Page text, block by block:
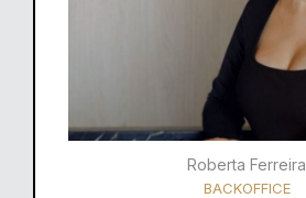
Roberta Ferreira
BACKOFFICE